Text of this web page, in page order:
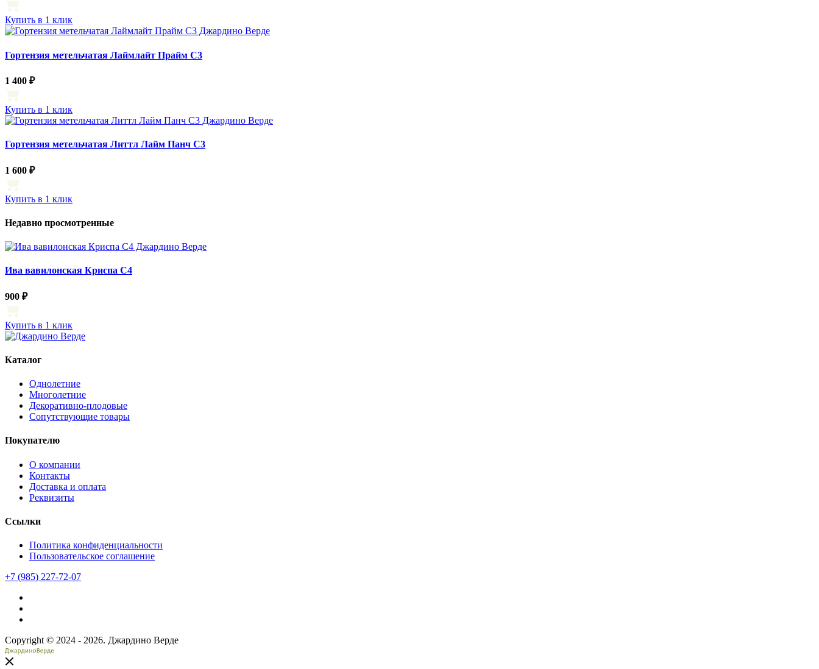
Купить в 1 клик
Гортензия метельчатая Лаймлайт Прайм С3
1 400 ₽
Купить в 1 клик
Гортензия метельчатая Литтл Лайм Панч С3
1 600 ₽
Купить в 1 клик
Недавно просмотренные
Ива вавилонская Криспа С4
900 ₽
Купить в 1 клик
Каталог
Однолетние
Многолетние
Декоративно-плодовые
Сопутствующие товары
Покупателю
О компании
Контакты
Доставка и оплата
Реквизиты
Ссылки
Политика конфиденциальности
Пользовательское соглашение
+7 (985) 227-72-07
Copyright © 2024 - 2026. Джардино Верде